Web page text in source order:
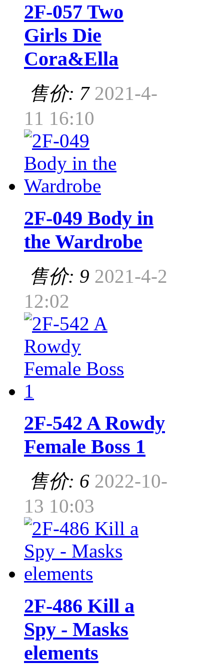
2F-057 Two
Girls Die
Cora&Ella
售价: 7 2021-4-
11 16:10
2F-049 Body in
the Wardrobe
售价: 9 2021-4-2
12:02
2F-542 A Rowdy
Female Boss 1
售价: 6 2022-10-
13 10:03
2F-486 Kill a
Spy - Masks
elements